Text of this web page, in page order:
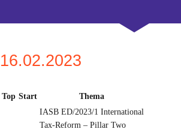
16.02.2023
Top Start Thema
IASB ED/2023/1 International
Tax-Reform – Pillar Two